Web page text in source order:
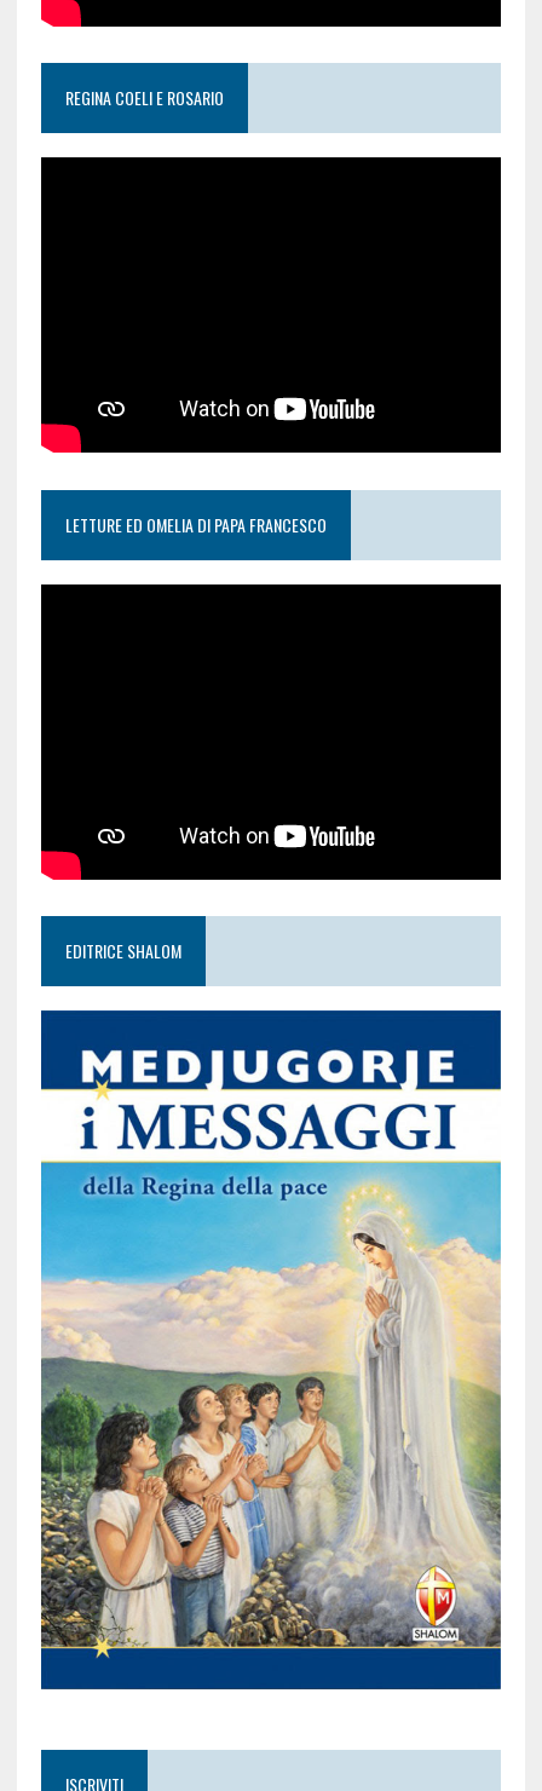
REGINA COELI E ROSARIO
LETTURE ED OMELIA DI PAPA FRANCESCO
EDITRICE SHALOM
ISCRIVITI